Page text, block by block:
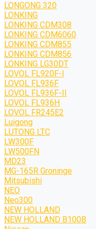
LONGONG 320
LONKING
LONKING CDM308
LONKING CDM6060
LONKING CDM855
LONKING CDM856
LONKING LG30DT
LOVOL FL920F-I
LOVOL FL936F
LOVOL FL936F-II
LOVOL FL936H
LOVOL FR245E2
Luigong
LUTONG LTC
LW300F
LW500FN
MD23
MG-165R Groninge
Mitsubishi
NEO
Neo300
NEW HOLLAND
NEW HOLLAND B100B